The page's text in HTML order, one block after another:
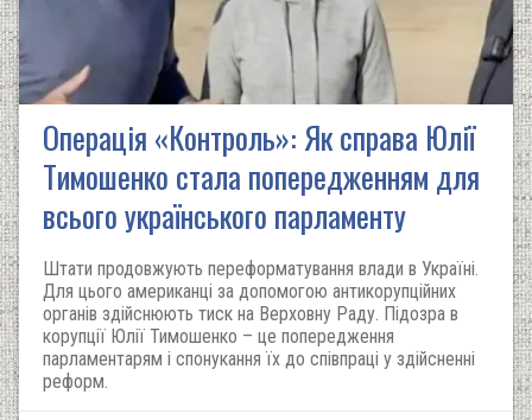
Операція «Контроль»: Як справа Юлії
Тимошенко стала попередженням для
всього українського парламенту
Штати продовжують переформатування влади в Україні.
Для цього американці за допомогою антикорупційних
органів здійснюють тиск на Верховну Раду. Підозра в
корупції Юлії Тимошенко – це попередження
парламентарям і спонукання їх до співпраці у здійсненні
реформ.